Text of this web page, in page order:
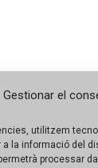
Gestionar el
utilitzem
la informació del
processar